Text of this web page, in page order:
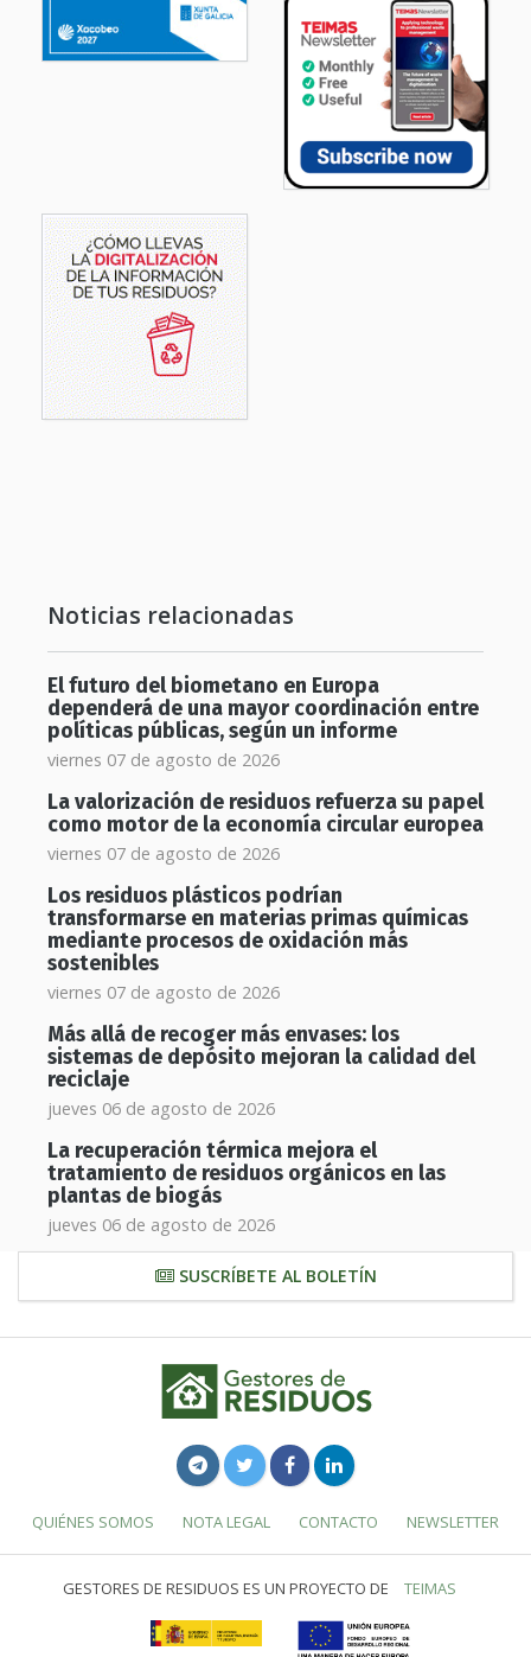
Noticias relacionadas
El futuro del biometano en Europa
dependerá de una mayor coordinación entre
políticas públicas, según un informe
viernes 07 de agosto de 2026
La valorización de residuos refuerza su papel
como motor de la economía circular europea
viernes 07 de agosto de 2026
Los residuos plásticos podrían
transformarse en materias primas químicas
mediante procesos de oxidación más
sostenibles
viernes 07 de agosto de 2026
Más allá de recoger más envases: los
sistemas de depósito mejoran la calidad del
reciclaje
jueves 06 de agosto de 2026
La recuperación térmica mejora el
tratamiento de residuos orgánicos en las
plantas de biogás
jueves 06 de agosto de 2026
SUSCRÍBETE AL BOLETÍN
QUIÉNES SOMOS NOTA LEGAL CONTACTO NEWSLETTER
GESTORES DE RESIDUOS ES UN PROYECTO DE TEIMAS